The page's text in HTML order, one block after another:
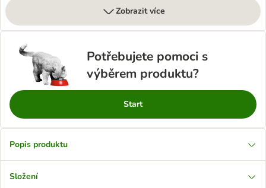
Zobrazit více
Potřebujete pomoci s
výběrem produktu?
Start
Popis produktu
Složení